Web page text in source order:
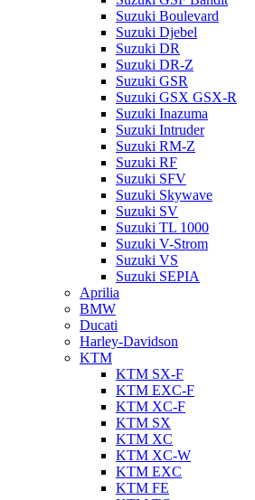
Suzuki Boulevard
Suzuki Djebel
Suzuki DR
Suzuki DR-Z
Suzuki GSR
Suzuki GSX GSX-R
Suzuki Inazuma
Suzuki Intruder
Suzuki RM-Z
Suzuki RF
Suzuki SFV
Suzuki Skywave
Suzuki SV
Suzuki TL 1000
Suzuki V-Strom
Suzuki VS
Suzuki SEPIA
Aprilia
BMW
Ducati
Harley-Davidson
KTM
KTM SX-F
KTM EXC-F
KTM XC-F
KTM SX
KTM XC
KTM XC-W
KTM EXC
KTM FE